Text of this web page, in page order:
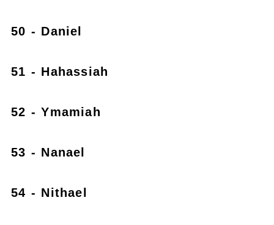
50 - Daniel
51 - Hahassiah
52 - Ymamiah
53 - Nanael
54 - Nithael